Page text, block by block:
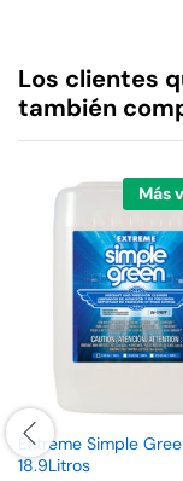
Los clientes
también
Más
Extreme Simple
18.9Litros